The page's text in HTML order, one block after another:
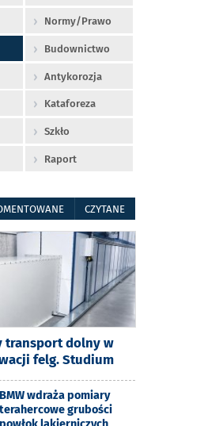
Normy/Prawo
Budownictwo
Antykorozja
Kataforeza
Szkło
Raport
CZYTANE
transport dolny w
felg. Studium
BMW wdraża pomiary
terahercowe grubości